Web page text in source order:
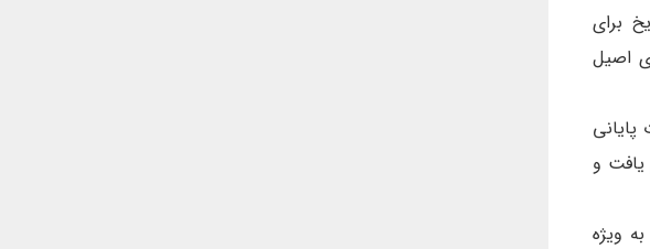
برای
اصیل
پایانی
یافت و
ویژه